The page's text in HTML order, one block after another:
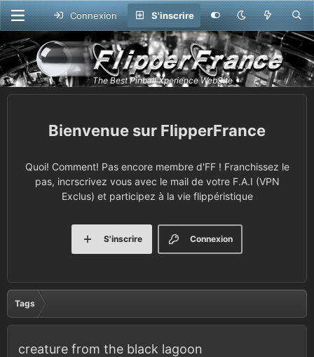
Connexion S'inscrire
FlipperFrance
Quoi! Comment! Pas encore membre d'FF ! Franchissez le
pas, incrscrivez vous avec le mail de votre F.A.I (VPN
Exclus) et participez à la vie flippéristique
Connexion
S'inscrire
Tags
creature from the black lagoon